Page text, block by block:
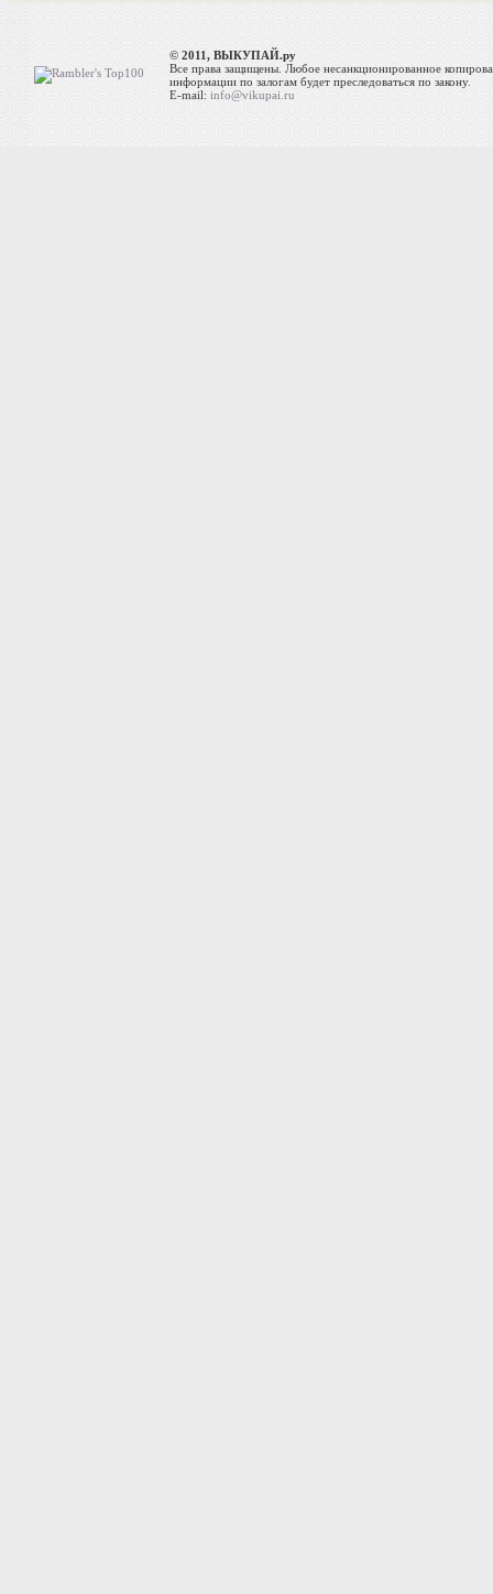
© 2011, ВЫКУПАЙ.ру
Все права защищены. Любое несанкционированное
информации по залогам будет преследоваться по закону.
E-mail:info@vikupai.ru